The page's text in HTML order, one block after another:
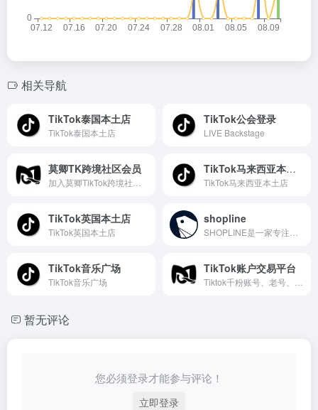
相关导航
TikTok泰国本土店
TikTok泰国本土店
TikTok公会登录
LIVE Backstage
莫卿TK跨境社区会员 TikTok马来西亚本土店
TikTok马来西亚本土店
TikTok英国本土店
TikTok英国本土店
shopline
TikTok音乐广场
TikTok音乐广场
TikTok账户交易平台
暂无评论
您必须登录才能参与评论！
立即登录